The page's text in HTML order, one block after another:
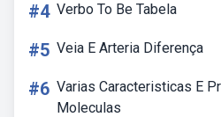
#4 Verbo To Be Tabela
#5 Veia E Arteria Diferença
#6 Varias Caracteristicas E
Moleculas